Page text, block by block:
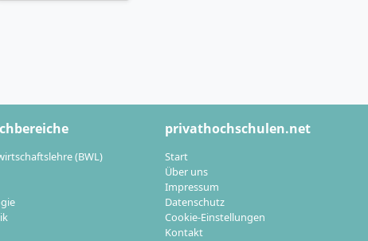
Karrierewege
Mitwirkung an
auch im
sowie in
(BWL)
privathochschulen.net
Start
Über uns
Impressum
Datenschutz
Cookie-Einstellungen
Kontakt